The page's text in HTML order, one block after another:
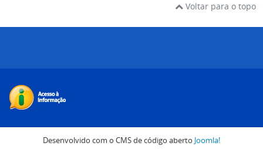
Voltar para o topo
Desenvolvido com o CMS de código aberto Joomla!